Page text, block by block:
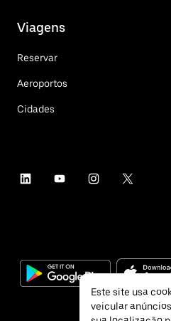
Viagens
Reservar
Aeroportos
Cidades
Este site usa
veicular